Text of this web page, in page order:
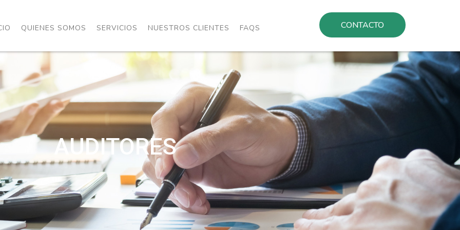
QUIENES SOMOS SERVICIOS NUESTROS CLIENTES FAQS CONTACTO
AUDITORES